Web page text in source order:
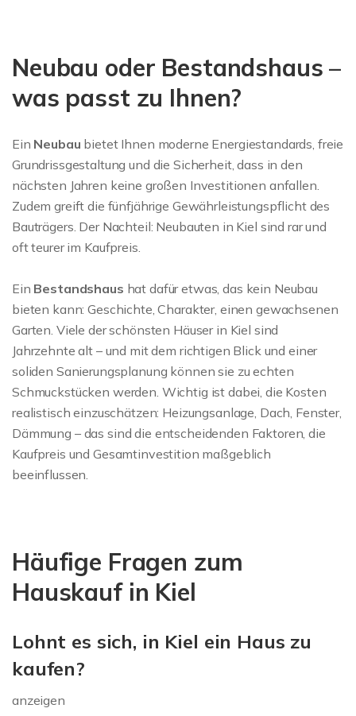
Neubau oder Bestandshaus –
was passt zu Ihnen?
Ein Neubau bietet Ihnen moderne Energiestandards, freie
Grundrissgestaltung und die Sicherheit, dass in den
nächsten Jahren keine großen Investitionen anfallen.
Zudem greift die fünfjährige Gewährleistungspflicht des
Bauträgers. Der Nachteil: Neubauten in Kiel sind rar und
oft teurer im Kaufpreis.
Ein Bestandshaus hat dafür etwas, das kein Neubau
bieten kann: Geschichte, Charakter, einen gewachsenen
Garten. Viele der schönsten Häuser in Kiel sind
Jahrzehnte alt – und mit dem richtigen Blick und einer
soliden Sanierungsplanung können sie zu echten
Schmuckstücken werden. Wichtig ist dabei, die Kosten
realistisch einzuschätzen: Heizungsanlage, Dach, Fenster,
Dämmung – das sind die entscheidenden Faktoren, die
Kaufpreis und Gesamtinvestition maßgeblich
beeinflussen.
Häufige Fragen zum
Hauskauf in Kiel
Lohnt es sich, in Kiel ein Haus zu
kaufen?
anzeigen